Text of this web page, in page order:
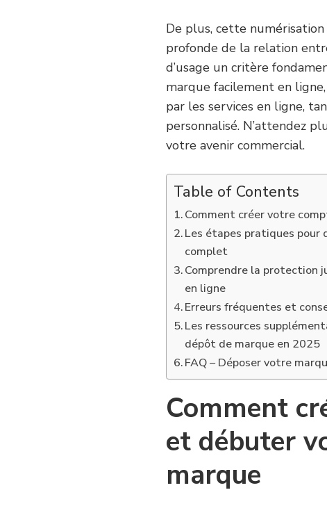
De plus, cette
profonde de la relation
d’usage un critère
marque facilement en
par les services en ligne,
personnalisé. N’attendez
votre avenir commercial.
Table of Contents
Comment créer votre
Les étapes pratiques pour
complet
Comprendre la protection
en ligne
Erreurs fréquentes et
Les ressources
dépôt de marque en 2025
FAQ – Déposer votre
Comment
et débuter
marque